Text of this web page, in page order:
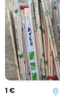
1 €